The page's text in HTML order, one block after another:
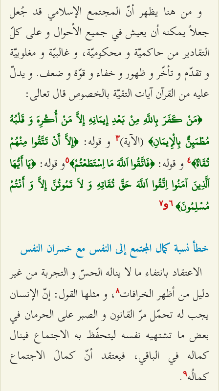
و من هنا يظهر أنّ المجتمع الإسلامي قد جُعل
جعلاً يمكنه أن يعيش في جميع الأحوال و على كلّ
التقادير من حاكميّة و محكوميّة، و غالبيّة و مغلوبيّة
و تقدّم و تأخّر و ظهور و خفاء و قوّة و ضعف. و يدلّ
عليه من القرآن آيات التقيّة بالخصوص قال تعالى:
﴿مَنْ كَفَرَ بِاللَّهِ مِنْ بَعْدِ إِيمَانِهِ إِلاَّ مَنْ أُكْرِهَ وَ قَلْبُهُ
مُطْمَئِنٌّ بِالْإِيمَانِ﴾(الآية)٣ و قوله:﴿إِلاَّ أَنْ تَتَّقُوا مِنْهُمْ
تُقَاةً﴾٤ و قوله:﴿فَاتَّقُوا اَللَّهَ مَا اِسْتَطَعْتُمْ﴾٥و قوله:﴿يَا أَيُّهَا
اَلَّذِينَ آمَنُوا اِتَّقُوا اَللَّهَ حَقَّ تُقَاتِهِ وَ لاَ تَمُوتُنَّ إِلاَّ وَ أَنْتُمْ
مُسْلِمُونَ﴾ ٦و۷
خطأ نسبة كمال المجتمع إلى النفس مع خسران النفس
الاعتقاد بانتفاء ما لا يناله الحسّ و التجربة من غير
دليل من أظهر الخرافات۸، و مثلها القول: إنّ الإنسان
يجب له تحمّل مرّ القانون و الصبر على الحرمان في
بعض ما تشتهيه نفسه ليتحفّظ به الاجتماع فينال
كماله في الباقي، فيعتقد أنّ كمالَ الاجتماع
كمالُه٩.